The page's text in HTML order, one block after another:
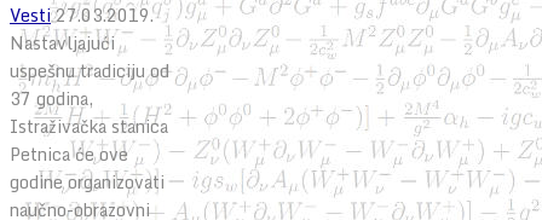
Vesti27.03.2019.
Nastavljajući
uspešnu tradiciju od
37 godina,
Istraživačka stanica
Petnica će ove
godine organizovati
naučno-obrazovni